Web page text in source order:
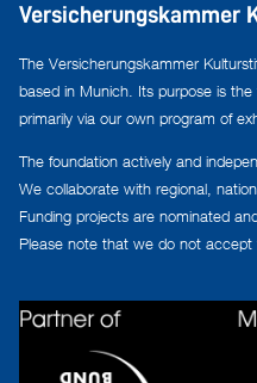
Versicherungskammer
The Versicherungskammer
based in Munich. Its purpose is
primarily via our own program of
The foundation actively and
We collaborate with regional,
Funding projects are nominated
Please note that we do not accept